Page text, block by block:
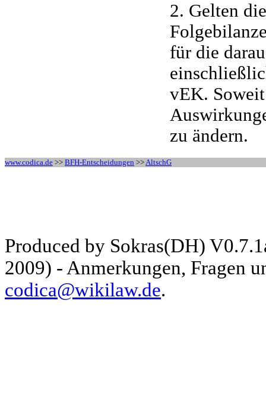
2. Gelten
für die
vEK.
zu ändern.
www.codica.de >> BFH-Entscheidungen >> AltschG
Produced by Sokras(DH)
2009) - Anmerkungen, Fragen
codica@wikilaw.de.